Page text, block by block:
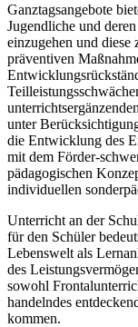
Ganztagsangebote
Jugendliche und
einzugehen und
präventiven
unter
die Entwicklung des
mit dem Förder-
pädagogischen
individuellen
Unterricht an der
für den Schüler
Lebenswelt als
des
sowohl
handelndes
kommen.